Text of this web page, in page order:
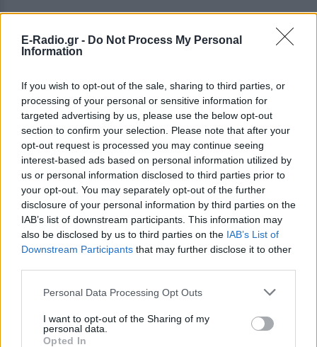
E-Radio.gr - Do Not Process My Personal
Information
If you wish to opt-out of the sale, sharing to third parties, or
processing of your personal or sensitive information for
targeted advertising by us, please use the below opt-out
section to confirm your selection. Please note that after your
opt-out request is processed you may continue seeing
interest-based ads based on personal information utilized by
us or personal information disclosed to third parties prior to
your opt-out. You may separately opt-out of the further
disclosure of your personal information by third parties on the
IAB’s list of downstream participants. This information may
also be disclosed by us to third parties on the IAB’s List of
Downstream Participants that may further disclose it to other
Personal Data Processing Opt Outs
I want to opt-out of the Sharing of my
personal data.
Opted In
ΔΕΙΤΕ ΕΠΙΣΗΣ
ΣΤΗΝ ΙΔΙΑ ΚΑΤΗΓΟΡΙΑ
Η ταινία που παραλίγο να
καταστρέψει την καριέρα της
Diane Keaton
ΠΡΙΝ 9 ΏΡΕΣ
Μία αποτυχία ήταν αρκετή
5 one‑hit wonders που έγιναν
χαμογελάσει, αποδεικνύει ότι ορισμένα
τραγούδια έχουν πολύ περισσότερες